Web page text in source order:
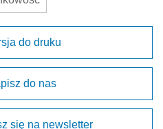
do druku
do nas
się na newsletter